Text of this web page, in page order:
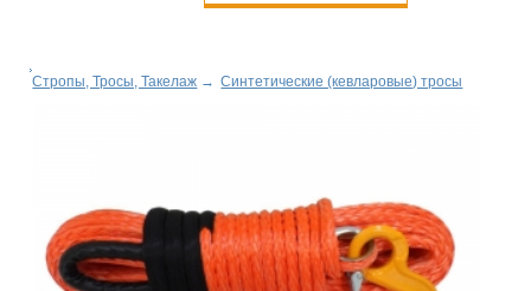
Стропы, Тросы, Такелаж → Синтетические (кевларовые) тросы